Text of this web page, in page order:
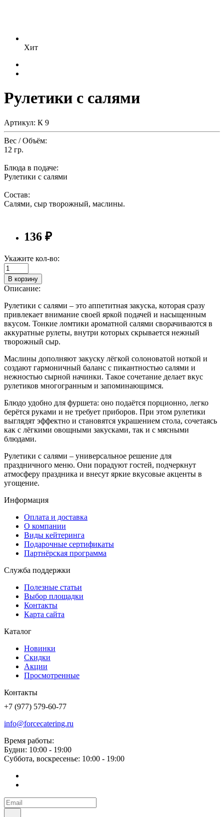
Хит
Рулетики с салями
Артикул: К 9
Вес / Объём:
12 гр.
Блюда в подаче:
Рулетики с салями
Состав:
Салями, сыр творожный, маслины.
136 ₽
Укажите кол-во:
В корзину
Описание:
Рулетики с салями – это аппетитная закуска, которая сразу
привлекает внимание своей яркой подачей и насыщенным
вкусом. Тонкие ломтики ароматной салями сворачиваются в
аккуратные рулеты, внутри которых скрывается нежный
творожный сыр.
Маслины дополняют закуску лёгкой солоноватой ноткой и
создают гармоничный баланс с пикантностью салями и
нежностью сырной начинки. Такое сочетание делает вкус
рулетиков многогранным и запоминающимся.
Блюдо удобно для фуршета: оно подаётся порционно, легко
берётся руками и не требует приборов. При этом рулетики
выглядят эффектно и становятся украшением стола, сочетаясь
как с лёгкими овощными закусками, так и с мясными
блюдами.
Рулетики с салями – универсальное решение для
праздничного меню. Они порадуют гостей, подчеркнут
атмосферу праздника и внесут яркие вкусовые акценты в
угощение.
Информация
Оплата и доставка
О компании
Виды кейтеринга
Подарочные сертификаты
Партнёрская программа
Служба поддержки
Полезные статьи
Выбор площадки
Контакты
Карта сайта
Каталог
Новинки
Скидки
Акции
Просмотренные
Контакты
+7 (977) 579-60-77
info@forcecatering.ru
Время работы:
Будни: 10:00 - 19:00
Суббота, воскресенье: 10:00 - 19:00